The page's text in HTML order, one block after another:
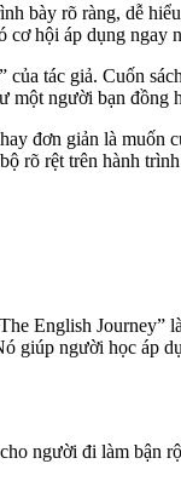
bày rõ ràng, dễ
cơ hội áp dụng ngay
tác giả. Cuốn
người bạn
đơn giản là
rõ rệt trên hành
English Journey”
giúp người học áp
người đi làm bận